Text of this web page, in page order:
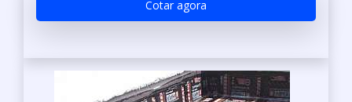
Cotar agora